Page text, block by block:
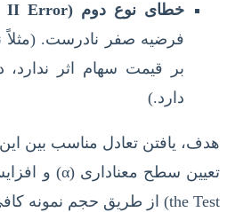
خطای نوع دوم (Type II Error – بتا):
فرضیه صفر نادرست. (مثلاً
بر قیمت سهام اثر ندارد،
دارد.)
هدف، یافتن تعادل مناسب بین
the Test) از طریق حجم نمونه کافی، انجام می‌شود.